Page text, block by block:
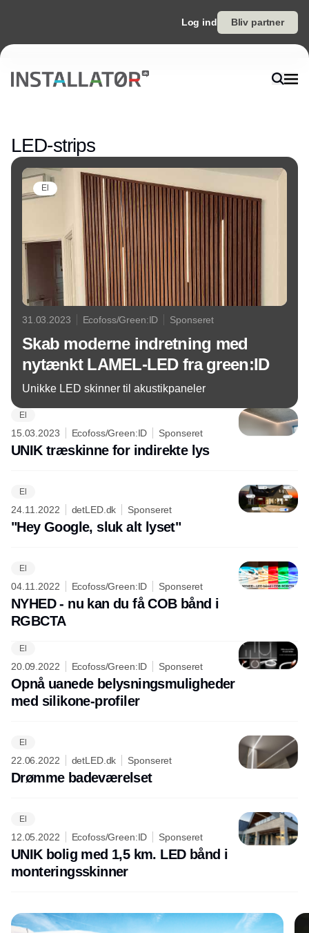
Log ind Bliv partner
LED-strips
El
31.03.2023 Ecofoss/Green:ID Sponseret
Skab moderne indretning med
nytænkt LAMEL-LED fra green:ID
Unikke LED skinner til akustikpaneler
El
15.03.2023 Ecofoss/Green:ID Sponseret
UNIK træskinne for indirekte lys
El
24.11.2022 detLED.dk Sponseret
"Hey Google, sluk alt lyset"
El
04.11.2022 Ecofoss/Green:ID Sponseret
NYHED - nu kan du få COB bånd i
RGBCTA
El
20.09.2022 Ecofoss/Green:ID Sponseret
Opnå uanede belysningsmuligheder
med silikone-profiler
El
22.06.2022 detLED.dk Sponseret
Drømme badeværelset
El
12.05.2022 Ecofoss/Green:ID Sponseret
UNIK bolig med 1,5 km. LED bånd i
monteringsskinner